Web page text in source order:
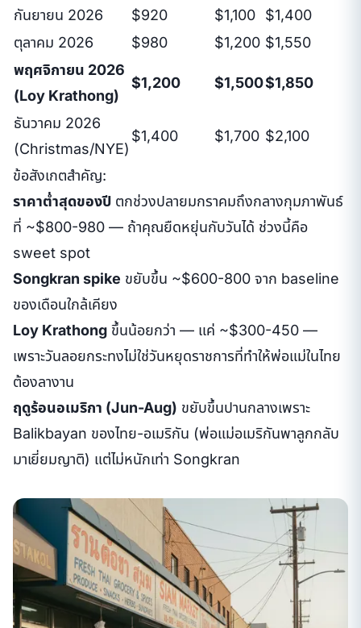
กันยายน 2026
$920 $1,100
$1,400
ตุลาคม 2026
$980 $1,200 $1,550
พฤศจิกายน 2026
(Loy Krathong)
$1,200 $1,500$1,850
ธันวาคม 2026
(Christmas/NYE)
$1,400 $1,700 $2,100
ข้อสังเกตสำคัญ:
ราคาต่ำสุดของปี ตกช่วงปลายมกราคมถึงกลางกุมภาพันธ์
ที่ ~$800-980 — ถ้าคุณยืดหยุ่นกับวันได้ ช่วงนี้คือ
sweet spot
Songkran spike ขยับขึ้น ~$600-800 จาก baseline
ของเดือนใกล้เคียง
Loy Krathong ขึ้นน้อยกว่า — แค่ ~$300-450 —
เพราะวันลอยกระทงไม่ใช่วันหยุดราชการที่ทำให้พ่อแม่ในไทย
ต้องลางาน
ฤดูร้อนอเมริกา (Jun-Aug) ขยับขึ้นปานกลางเพราะ
Balikbayan ของไทย-อเมริกัน (พ่อแม่อเมริกันพาลูกกลับ
มาเยี่ยมญาติ) แต่ไม่หนักเท่า Songkran